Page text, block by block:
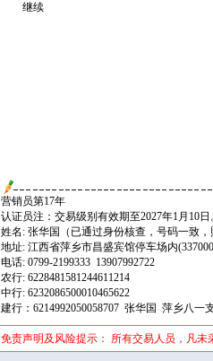
继续
营销员第17年
认证员注：交易级别有效期至2027年1月10日
姓名: 张华国（已通过身份核查，号码一致
地址: 江西省萍乡市昌盛宾馆停车场内
电话: 0799-2199333 13907992722
农行: 6228481581244611214
中行: 6232086500010465622
建行：6214992050058707 张华国 萍乡八一
免责声明及风险提示： 所有交易人员，凡